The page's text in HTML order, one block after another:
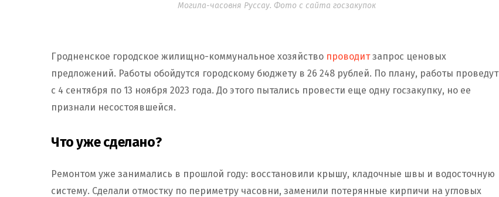
Могила-часовня Руссау. Фото с сайта госзакупок
Гродненское городское жилищно-коммунальное хозяйство проводитзапрос ценовых
предложений. Работы обойдутся городскому бюджету в 26 248 рублей. По плану, работы проведут
с 4 сентября по 13 ноября 2023 года. До этого пытались провести еще одну госзакупку, но ее
признали несостоявшейся.
Что уже сделано?
Ремонтом уже занимались в прошлой году: восстановили крышу, кладочные швы и водосточную
систему. Сделали отмостку по периметру часовни, заменили потерянные кирпичи на угловых